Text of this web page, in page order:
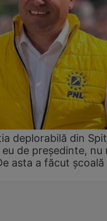
deplorabilă din
de președinte, nu
asta a făcut școală